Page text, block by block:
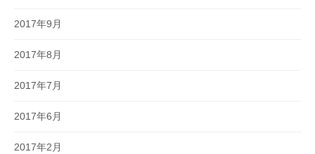
2017年9月
2017年8月
2017年7月
2017年6月
2017年2月